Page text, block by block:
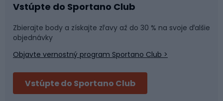
Športová medicína
Bushcraft
Bikepacking
Tímové športy
Fitness a posilňovňa
Cyklistické prilby
Vstúpte do Sportano Club
Zbierajte body a získajte zľavy až do 30 % na svoje ďalšie
objednávky
Objavte vernostný program Sportano Club >
Vstúpte do Sportano Club